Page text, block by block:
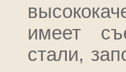
имеет
стали,